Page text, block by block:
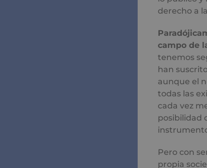
derecho a
campo de
tenemos
han
aunque el
todas las
cada vez
posibilidad
Pero con
propia